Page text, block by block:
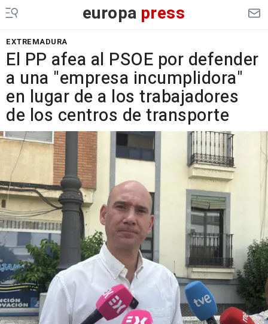
europa press
EXTREMADURA
El PP afea al PSOE por defender
a una "empresa incumplidora"
en lugar de a los trabajadores
de los centros de transporte